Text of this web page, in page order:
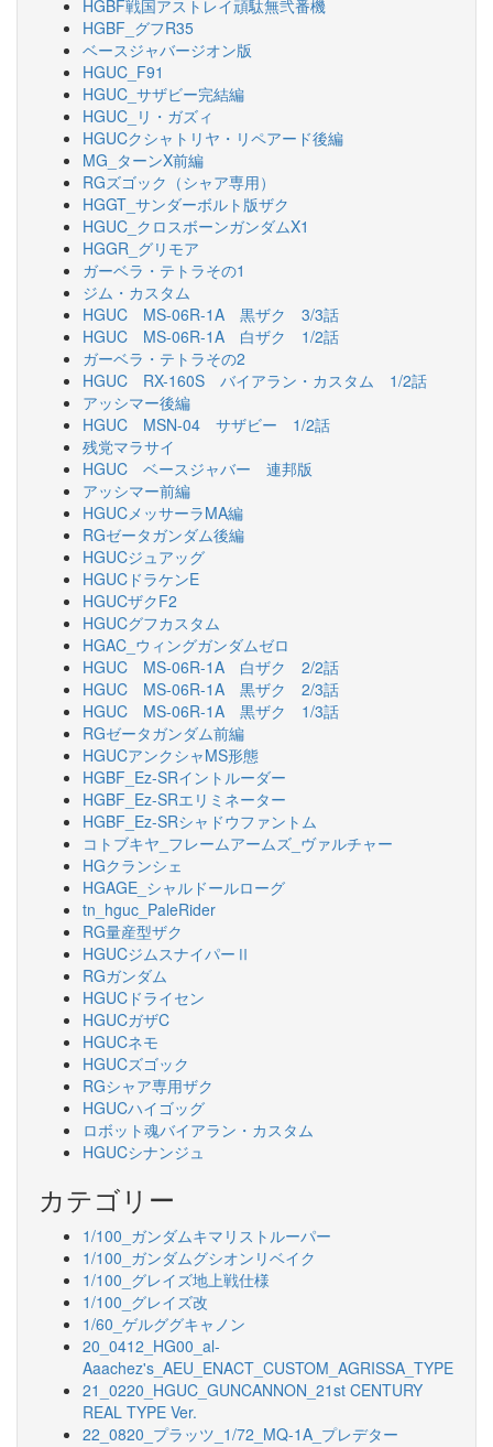
HGBF戦国アストレイ頑駄無弐番機
HGBF_グフR35
ベースジャバージオン版
HGUC_F91
HGUC_サザビー完結編
HGUC_リ・ガズィ
HGUCクシャトリヤ・リペアード後編
MG_ターンX前編
RGズゴック（シャア専用）
HGGT_サンダーボルト版ザク
HGUC_クロスボーンガンダムX1
HGGR_グリモア
ガーベラ・テトラその1
ジム・カスタム
HGUC MS-06R-1A 黒ザク 3/3話
HGUC MS-06R-1A 白ザク 1/2話
ガーベラ・テトラその2
HGUC RX-160S バイアラン・カスタム 1/2話
アッシマー後編
HGUC MSN-04 サザビー 1/2話
残党マラサイ
HGUC ベースジャバー 連邦版
アッシマー前編
HGUCメッサーラMA編
RGゼータガンダム後編
HGUCジュアッグ
HGUCドラケンE
HGUCザクF2
HGUCグフカスタム
HGAC_ウィングガンダムゼロ
HGUC MS-06R-1A 白ザク 2/2話
HGUC MS-06R-1A 黒ザク 2/3話
HGUC MS-06R-1A 黒ザク 1/3話
RGゼータガンダム前編
HGUCアンクシャMS形態
HGBF_Ez-SRイントルーダー
HGBF_Ez-SRエリミネーター
HGBF_Ez-SRシャドウファントム
コトブキヤ_フレームアームズ_ヴァルチャー
HGクランシェ
HGAGE_シャルドールローグ
tn_hguc_PaleRider
RG量産型ザク
HGUCジムスナイパーⅡ
RGガンダム
HGUCドライセン
HGUCガザC
HGUCネモ
HGUCズゴック
RGシャア専用ザク
HGUCハイゴッグ
ロボット魂バイアラン・カスタム
HGUCシナンジュ
カテゴリー
1/100_ガンダムキマリストルーパー
1/100_ガンダムグシオンリベイク
1/100_グレイズ地上戦仕様
1/100_グレイズ改
1/60_ゲルググキャノン
20_0412_HG00_al-
Aaachez's_AEU_ENACT_CUSTOM_AGRISSA_TYPE
21_0220_HGUC_GUNCANNON_21st CENTURY
REAL TYPE Ver.
22_0820_プラッツ_1/72_MQ-1A_プレデター